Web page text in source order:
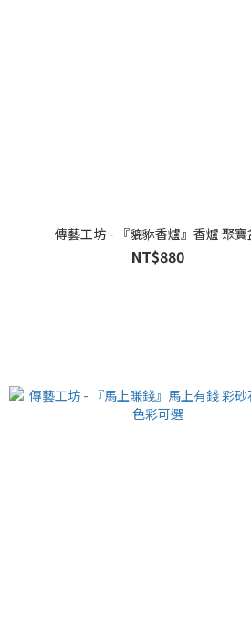
傳藝工坊 - 『貔貅香爐』香爐 聚寶
NT$880